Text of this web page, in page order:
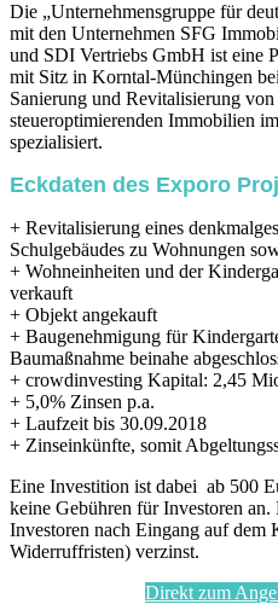
Die „Unternehmensgruppe für
mit den Unternehmen SFG
und SDI Vertriebs GmbH ist eine
mit Sitz in Korntal-Münchingen
Sanierung und Revitalisierung
steueroptimierenden Immobilien
spezialisiert.
Eckdaten des Exporo
+ Revitalisierung eines
Schulgebäudes zu Wohnungen
+ Wohneinheiten und der
verkauft
+ Objekt angekauft
+ Baugenehmigung für
Baumaßnahme beinahe
+ crowdinvesting Kapital: 2,45
+ 5,0% Zinsen p.a.
+ Laufzeit bis 30.09.2018
+ Zinseinkünfte, somit
Eine Investition ist dabei ab 500
keine Gebühren für Investoren
Investoren nach Eingang auf dem
Widerruffristen) verzinst.
Direkt zum